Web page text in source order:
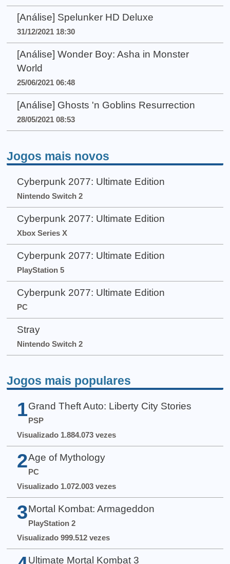
[Análise] Spelunker HD Deluxe
31/12/2021 18:30
[Análise] Wonder Boy: Asha in Monster
World
25/06/2021 06:48
[Análise] Ghosts 'n Goblins Resurrection
28/05/2021 08:53
Jogos mais novos
Cyberpunk 2077: Ultimate Edition
Nintendo Switch 2
Cyberpunk 2077: Ultimate Edition
Xbox Series X
Cyberpunk 2077: Ultimate Edition
PlayStation 5
Cyberpunk 2077: Ultimate Edition
PC
Stray
Nintendo Switch 2
Jogos mais populares
1 Grand Theft Auto: Liberty City Stories
PSP
Visualizado 1.884.073 vezes
2 Age of Mythology
PC
Visualizado 1.072.003 vezes
3 Mortal Kombat: Armageddon
PlayStation 2
Visualizado 999.512 vezes
Ultimate Mortal Kombat 3